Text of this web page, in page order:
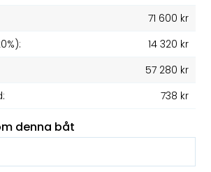
71 600 kr
14 320 kr
57 280 kr
738 kr
denna båt